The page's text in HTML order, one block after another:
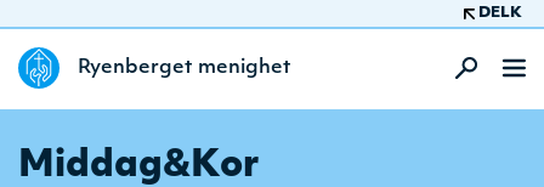
DELK
Ryenberget menighet
Middag&Kor